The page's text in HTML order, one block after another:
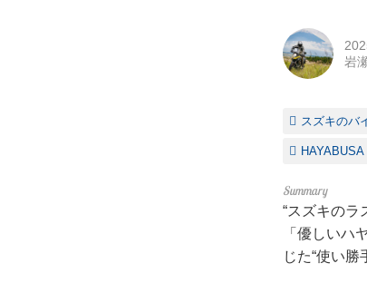
岩
スズキのバ
HAYABUSA
“スズキのラ
「優しいハ
じた“使い勝